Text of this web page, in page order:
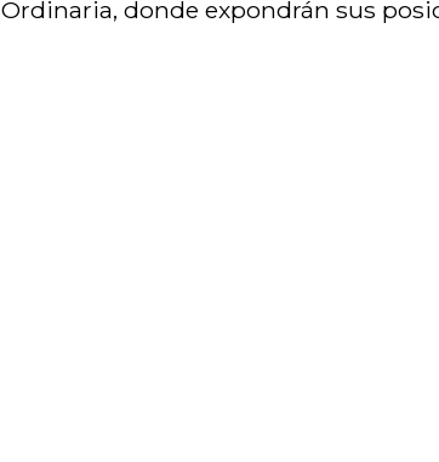
Ordinaria, donde expondrán sus